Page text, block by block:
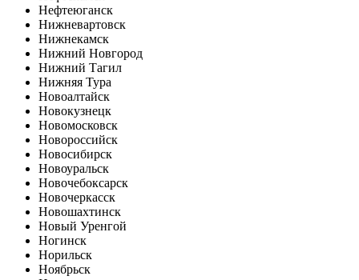
Нефтеюганск
Нижневартовск
Нижнекамск
Нижний Новгород
Нижний Тагил
Нижняя Тура
Новоалтайск
Новокузнецк
Новомосковск
Новороссийск
Новосибирск
Новоуральск
Новочебоксарск
Новочеркасск
Новошахтинск
Новый Уренгой
Ногинск
Норильск
Ноябрьск